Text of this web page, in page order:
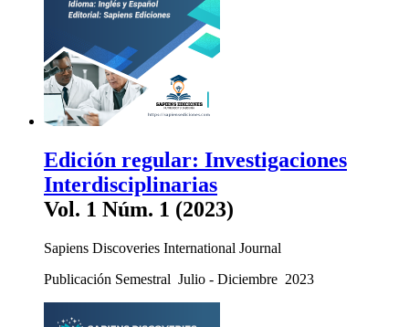
Edición regular: Investigaciones
Interdisciplinarias
Vol. 1 Núm. 1 (2023)
Sapiens Discoveries International Journal
Publicación Semestral Julio - Diciembre 2023